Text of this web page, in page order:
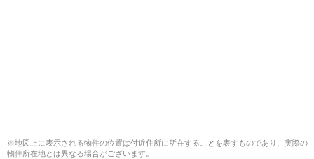
※地図上に表示される物件の位置は付近住所に所在することを表すものであり、実際の
物件所在地とは異なる場合がございます。